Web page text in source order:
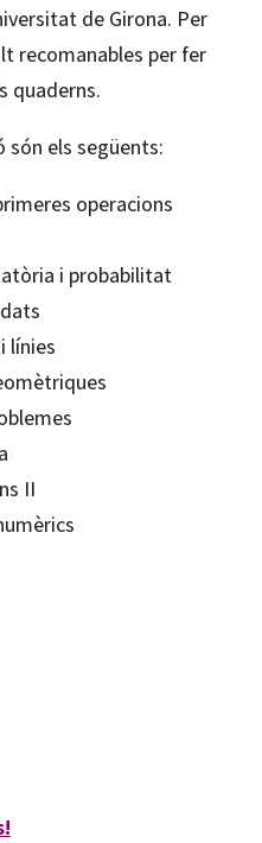
de Girona. Per
recomanables per fer
quaderns.
són els següents:
operacions
i probabilitat
línies
II